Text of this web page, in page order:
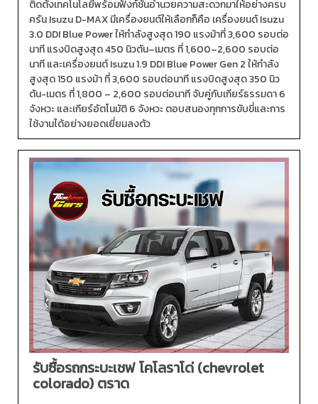
ติดตั้งเทคโนโลยีพร้อมฟังก์ชันอำนวยความสะดวกมาให้อย่างครบ
ครัน Isuzu D-MAX มีเครื่องยนต์ให้เลือกก็คือ เครื่องยนต์ Isuzu
3.0 DDI Blue Power ให้กำลังสูงสุด 190 แรงม้าที่ 3,600 รอบต่อ
นาที แรงบิดสูงสุด 450 นิวตัน–เมตร ที่ 1,600–2,600 รอบต่อ
นาที และเครื่องยนต์ Isuzu 1.9 DDI Blue Power Gen 2 ให้กำลัง
สูงสุด 150 แรงม้า ที่ 3,600 รอบต่อนาที แรงบิดสูงสุด 350 นิว
ตัน-เมตร ที่ 1,800 – 2,600 รอบต่อนาที จับคู่กับเกียร์ธรรมดา 6
จังหวะ และเกียร์อัตโนมัติ 6 จังหวะ ตอบสนองทุกการขับขี่และการ
ใช้งานได้อย่างยอดเยี่ยมลงตัว
รับซื้อรถกระบะเชฟ โคโลราโด่ (chevrolet
colorado) ตราด